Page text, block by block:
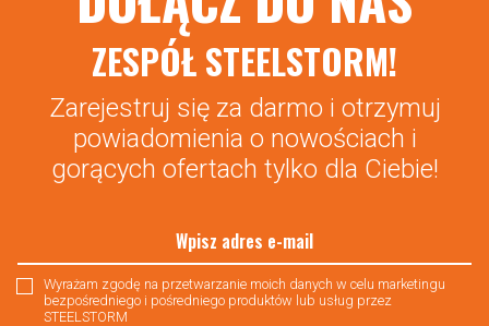
ZESPÓŁ STEELSTORM!
Zarejestruj się za darmo i otrzymuj
powiadomienia o nowościach i
gorących ofertach tylko dla Ciebie!
Wyrażam zgodę na przetwarzanie moich danych w celu marketingu
bezpośredniego i pośredniego produktów lub usług przez
STEELSTORM